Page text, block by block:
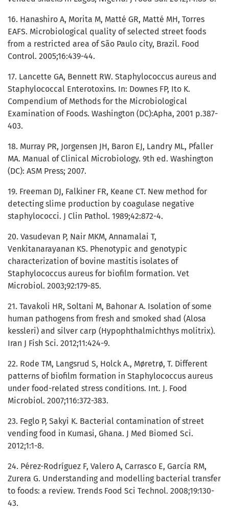
16. Hanashiro A, Morita M, Matté GR, Matté MH, Torres
EAFS. Microbiological quality of selected street foods
from a restricted area of São Paulo city, Brazil. Food
Control. 2005;16:439-44.
17. Lancette GA, Bennett RW. Staphylococcus aureus and
Staphylococcal Enterotoxins. In: Downes FP, Ito K.
Compendium of Methods for the Microbiological
Examination of Foods. Washington (DC):Apha, 2001 p.387-
403.
18. Murray PR, Jorgensen JH, Baron EJ, Landry ML, Pfaller
MA. Manual of Clinical Microbiology. 9th ed. Washington
(DC): ASM Press; 2007.
19. Freeman DJ, Falkiner FR, Keane CT. New method for
detecting slime production by coagulase negative
staphylococci. J Clin Pathol. 1989;42:872-4.
20. Vasudevan P, Nair MKM, Annamalai T,
Venkitanarayanan KS. Phenotypic and genotypic
characterization of bovine mastitis isolates of
Staphylococcus aureus for biofilm formation. Vet
Microbiol. 2003;92:179-85.
21. Tavakoli HR, Soltani M, Bahonar A. Isolation of some
human pathogens from fresh and smoked shad (Alosa
kessleri) and silver carp (Hypophthalmichthys molitrix).
Iran J Fish Sci. 2012;11:424-9.
22. Rode TM, Langsrud S, Holck A., Møretrø, T. Different
patterns of biofilm formation in Staphylococcus aureus
under food-related stress conditions. Int. J. Food
Microbiol. 2007;116:372-383.
23. Feglo P, Sakyi K. Bacterial contamination of street
vending food in Kumasi, Ghana. J Med Biomed Sci.
2012;1:1-8.
24. Pérez-Rodríguez F, Valero A, Carrasco E, García RM,
Zurera G. Understanding and modelling bacterial transfer
to foods: a review. Trends Food Sci Technol. 2008;19:130-
43.